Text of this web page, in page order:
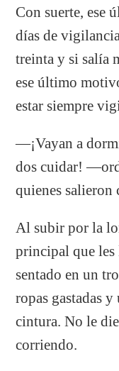
Con suerte, ese
días de
treinta y si salía
ese último
estar siempre
—¡Vayan a
dos cuidar!
quienes salieron
Al subir por la
principal que les
sentado en un
ropas gastadas y
cintura. No le
corriendo.